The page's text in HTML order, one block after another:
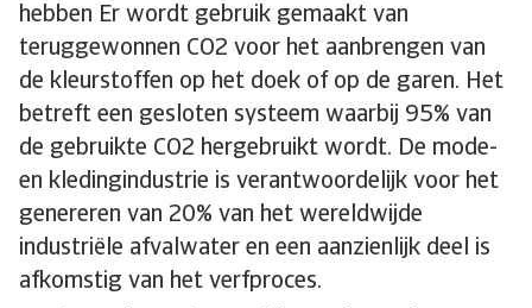
hebben Er wordt gebruik gemaakt van
teruggewonnen CO2 voor het aanbrengen van
de kleurstoffen op het doek of op de garen. Het
betreft een gesloten systeem waarbij 95% van
de gebruikte CO2 hergebruikt wordt. De mode-
en kledingindustrie is verantwoordelijk voor het
genereren van 20% van het wereldwijde
industriële afvalwater en een aanzienlijk deel is
afkomstig van het verfproces.